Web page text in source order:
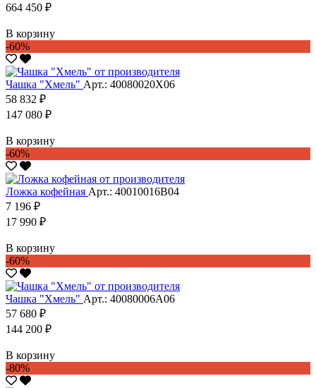
664 450 ₽
В корзину
-60%
Чашка "Хмель" Арт.: 40080020Х06
58 832 ₽
147 080 ₽
В корзину
-60%
Ложка кофейная Арт.: 40010016В04
7 196 ₽
17 990 ₽
В корзину
-60%
Чашка "Хмель" Арт.: 40080006А06
57 680 ₽
144 200 ₽
В корзину
-80%